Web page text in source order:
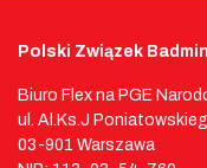
Polski Związek
Biuro Flex na PGE
ul. Al.Ks.J
03-901 Warszawa